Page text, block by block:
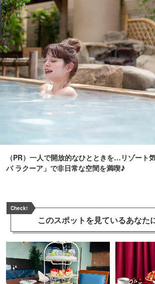
（PR）一人で開放的なひとときを…リゾート
パ ラクーア」で非日常な空間を満喫♪
Check!
このスポットを見ているあなた